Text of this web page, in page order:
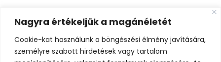
Nagyra értékeljük a magánéletét
Cookie-kat használunk a böngészési élmény javítására,
személyre szabott hirdetések vagy tartalom
Kigyulladt a Szőke Tisza legendás hajóroncsa,
nagy erőkkel vonultak a tűzoltók
Életveszélyes fenyegetést kapott, elmarad Majka
erdélyi koncertje